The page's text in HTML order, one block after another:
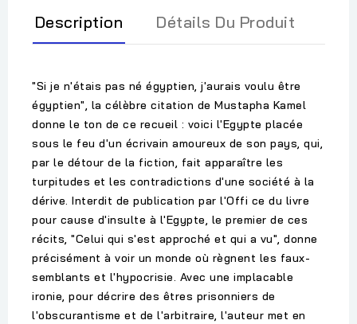
Description Détails Du Produit
"Si je n'étais pas né égyptien, j'aurais voulu être
égyptien", la célèbre citation de Mustapha Kamel
donne le ton de ce recueil : voici l'Egypte placée
sous le feu d'un écrivain amoureux de son pays, qui,
par le détour de la fiction, fait apparaître les
turpitudes et les contradictions d'une société à la
dérive. Interdit de publication par l'Offi ce du livre
pour cause d'insulte à l'Egypte, le premier de ces
récits, "Celui qui s'est approché et qui a vu", donne
précisément à voir un monde où règnent les faux-
semblants et l'hypocrisie. Avec une implacable
ironie, pour décrire des êtres prisonniers de
l'obscurantisme et de l'arbitraire, l'auteur met en